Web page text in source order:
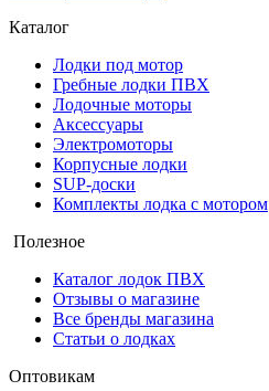
Каталог
Лодки под мотор
Гребные лодки ПВХ
Лодочные моторы
Аксессуары
Электромоторы
Корпусные лодки
SUP-доски
Комплекты лодка с мотором
Полезное
Каталог лодок ПВХ
Отзывы о магазине
Все бренды магазина
Статьи о лодках
Оптовикам